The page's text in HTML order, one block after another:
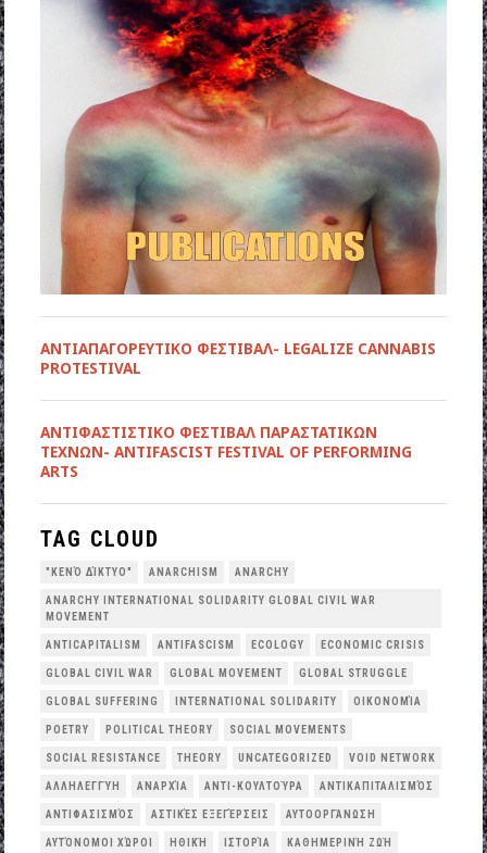
ΑΝΤΙΑΠΑΓΟΡΕΥΤΙΚΟ ΦΕΣΤΙΒΑΛ- LEGALIZE CANNABIS
PROTESTIVAL
ANTIΦΑΣΤΙΣΤΙΚΟ ΦΕΣΤΙΒΑΛ ΠΑΡΑΣΤΑΤΙΚΩΝ
ΤΕΧΝΩΝ- ANTIFASCIST FESTIVAL OF PERFORMING
ARTS
TAG CLOUD
"ΚΕΝΌ ΔΊΚΤΥΟ" ANARCHISM ANARCHY
ANARCHY INTERNATIONAL SOLIDARITY GLOBAL CIVIL WAR
MOVEMENT
ANTICAPITALISM ANTIFASCISM ECOLOGY ECONOMIC CRISIS
GLOBAL CIVIL WAR GLOBAL MOVEMENT GLOBAL STRUGGLE
GLOBAL SUFFERING INTERNATIONAL SOLIDARITY OΙΚΟΝΟΜΊΑ
POETRY POLITICAL THEORY SOCIAL MOVEMENTS
SOCIAL RESISTANCE THEORY UNCATEGORIZED VOID NETWORK
ΑΛΛΗΛΕΓΓΎΗ ΑΝΑΡΧΊΑ ΑΝΤΙ-ΚΟΥΛΤΟΎΡΑ ΑΝΤΙΚΑΠΙΤΑΛΙΣΜΌΣ
ΑΝΤΙΦΑΣΙΣΜΌΣ ΑΣΤΙΚΈΣ ΕΞΕΓΈΡΣΕΙΣ ΑΥΤΟΟΡΓΆΝΩΣΗ
ΑΥΤΌΝΟΜΟΙ ΧΏΡΟΙ ΗΘΙΚΉ ΙΣΤΟΡΊΑ ΚΑΘΗΜΕΡΙΝΉ ΖΩΉ